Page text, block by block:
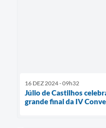
16 DEZ 2024 - 09h32
Júlio de Castilhos
grande final da IV